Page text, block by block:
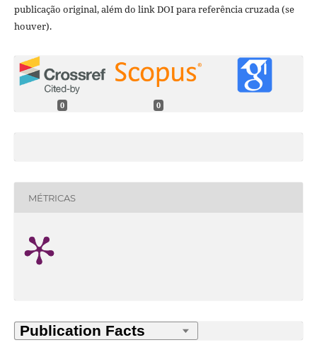
publicação original, além do link DOI para referência cruzada (se
houver).
0 0
MÉTRICAS